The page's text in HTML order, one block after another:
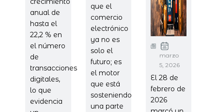
anual de
hasta el
22,2 % en
el número
de
transacciones
digitales,
lo que
evidencia
que el
comercio
electrónico
ya no es
solo el
futuro; es
el motor
que está
sosteniendo
una parte
marzo
5, 2026
El 28 de
febrero de
2026